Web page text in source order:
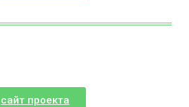
сайт проекта